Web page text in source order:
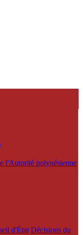
l'Autorité polynésienne
d'État Décisions du